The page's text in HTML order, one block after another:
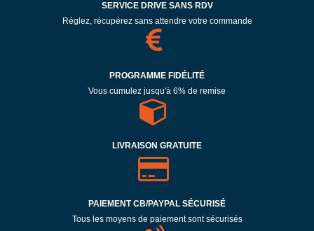
SERVICE DRIVE SANS RDV
Réglez, récupérez sans attendre votre commande
PROGRAMME FIDÉLITÉ
Vous cumulez jusqu'à 6% de remise
LIVRAISON GRATUITE
PAIEMENT CB/PAYPAL SÉCURISÉ
Tous les moyens de paiement sont sécurisés